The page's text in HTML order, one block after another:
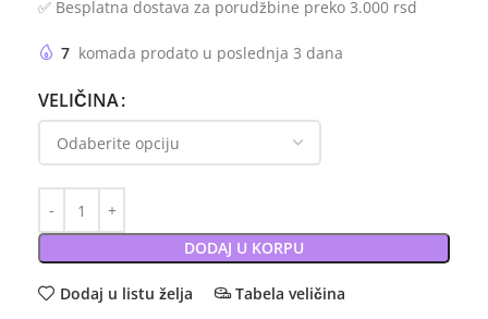
✅ Besplatna dostava za porudžbine preko 3.000 rsd
7 komada prodato u poslednja 3 dana
VELIČINA
DODAJ U KORPU
Dodaj u listu želja Tabela veličina